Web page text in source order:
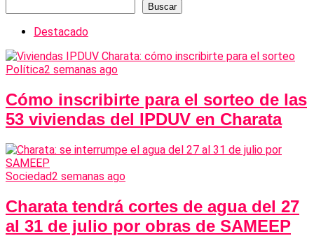
Buscar
Destacado
Política2 semanas ago
Cómo inscribirte para el sorteo de las
53 viviendas del IPDUV en Charata
Sociedad2 semanas ago
Charata tendrá cortes de agua del 27
al 31 de julio por obras de SAMEEP